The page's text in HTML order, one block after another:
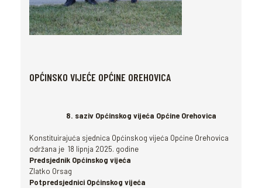
OPĆINSKO VIJEĆE OPĆINE OREHOVICA
8. saziv Općinskog vijeća Općine Orehovica
Konstituirajuća sjednica Općinskog vijeća Općine Orehovica
održana je 18 lipnja 2025. godine
Predsjednik Općinskog vijeća
Zlatko Orsag
Potpredsjednici Općinskog vijeća